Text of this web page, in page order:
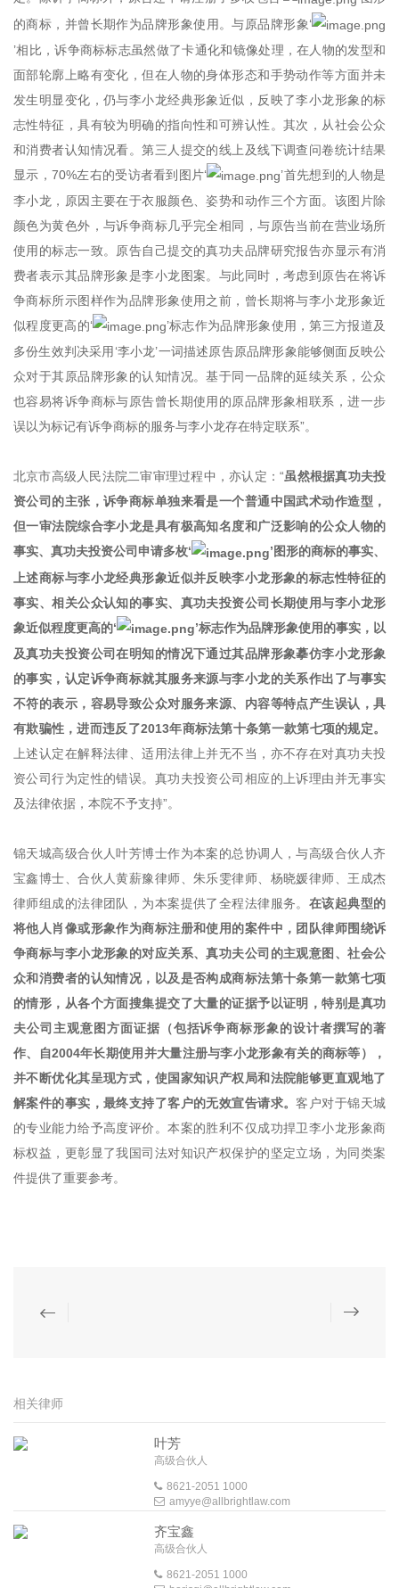
的商标，并曾长期作为品牌形象使用。与原品牌形象‘
’相比，诉争商标标志虽然做了卡通化和镜像处理，在人物的发型和
面部轮廓上略有变化，但在人物的身体形态和手势动作等方面并未
发生明显变化，仍与李小龙经典形象近似，反映了李小龙形象的标
志性特征，具有较为明确的指向性和可辨认性。其次，从社会公众
和消费者认知情况看。第三人提交的线上及线下调查问卷统计结果
显示，70%左右的受访者看到图片‘
’首先想到的人物是
李小龙，原因主要在于衣服颜色、姿势和动作三个方面。该图片除
颜色为黄色外，与诉争商标几乎完全相同，与原告当前在营业场所
使用的标志一致。原告自己提交的真功夫品牌研究报告亦显示有消
费者表示其品牌形象是李小龙图案。与此同时，考虑到原告在将诉
争商标所示图样作为品牌形象使用之前，曾长期将与李小龙形象近
似程度更高的‘
’标志作为品牌形象使用，第三方报道及
多份生效判决采用‘李小龙’一词描述原告原品牌形象能够侧面反映公
众对于其原品牌形象的认知情况。基于同一品牌的延续关系，公众
也容易将诉争商标与原告曾长期使用的原品牌形象相联系，进一步
误以为标记有诉争商标的服务与李小龙存在特定联系”。
北京市高级人民法院二审审理过程中，亦认定：“虽然根据真功夫投
资公司的主张，诉争商标单独来看是一个普通中国武术动作造型，
但一审法院综合李小龙是具有极高知名度和广泛影响的公众人物的
事实、真功夫投资公司申请多枚‘
’图形的商标的事实、
上述商标与李小龙经典形象近似并反映李小龙形象的标志性特征的
事实、相关公众认知的事实、真功夫投资公司长期使用与李小龙形
象近似程度更高的‘
’标志作为品牌形象使用的事实，以
及真功夫投资公司在明知的情况下通过其品牌形象摹仿李小龙形象
的事实，认定诉争商标就其服务来源与李小龙的关系作出了与事实
不符的表示，容易导致公众对服务来源、内容等特点产生误认，具
有欺骗性，进而违反了2013年商标法第十条第一款第七项的规定。
上述认定在解释法律、适用法律上并无不当，亦不存在对真功夫投
资公司行为定性的错误。真功夫投资公司相应的上诉理由并无事实
及法律依据，本院不予支持”。
锦天城高级合伙人叶芳博士作为本案的总协调人，与高级合伙人齐
宝鑫博士、合伙人黄薪豫律师、朱乐雯律师、杨晓媛律师、王成杰
律师组成的法律团队，为本案提供了全程法律服务。 在该起典型的
将他人肖像或形象作为商标注册和使用的案件中，团队律师围绕诉
争商标与李小龙形象的对应关系、真功夫公司的主观意图、社会公
众和消费者的认知情况，以及是否构成商标法第十条第一款第七项
的情形，从各个方面搜集提交了大量的证据予以证明，特别是真功
夫公司主观意图方面证据（包括诉争商标形象的设计者撰写的著
作、自2004年长期使用并大量注册与李小龙形象有关的商标等），
并不断优化其呈现方式，使国家知识产权局和法院能够更直观地了
解案件的事实，最终支持了客户的无效宣告请求。客户对于锦天城
的专业能力给予高度评价。本案的胜利不仅成功捍卫李小龙形象商
标权益，更彰显了我国司法对知识产权保护的坚定立场，为同类案
件提供了重要参考。
相关律师
叶芳
高级合伙人
8621-2051 1000
amyye@allbrightlaw.com
齐宝鑫
高级合伙人
8621-2051 1000